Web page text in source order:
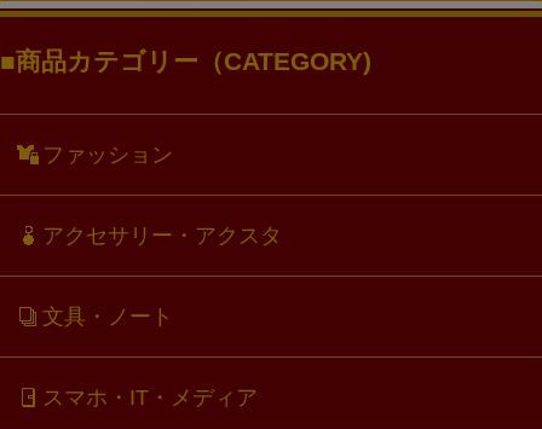
商品カテゴリー（CATEGORY)
ファッション
アクセサリー・アクスタ
文具・ノート
スマホ・IT・メディア